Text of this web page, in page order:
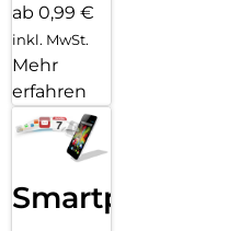
ab 0,99 €
inkl. MwSt.
Mehr
erfahren
Smartphone